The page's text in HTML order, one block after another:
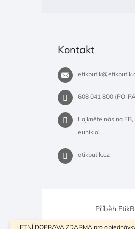
LETNÍ DOPRAVA ZDARMA pro
Kontakt
etikbutik@
608 041 800 (PO-
Lajkněte nás na
euniklo!
etikbutik.cz
Příběh